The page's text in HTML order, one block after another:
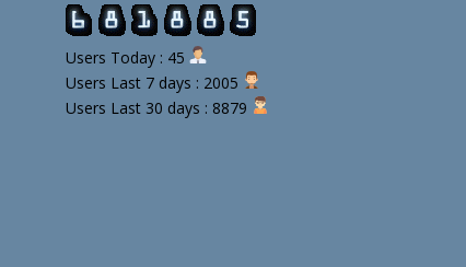
Users Today : 45